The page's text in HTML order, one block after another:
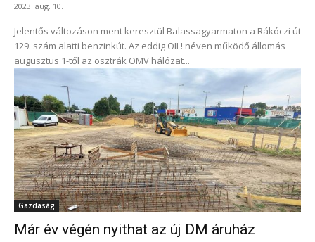
2023. aug. 10.
Jelentős változáson ment keresztül Balassagyarmaton a Rákóczi út
129. szám alatti benzinkút. Az eddig OIL! néven működő állomás
augusztus 1-től az osztrák OMV hálózat...
Gazdaság
Már év végén nyithat az új DM áruház